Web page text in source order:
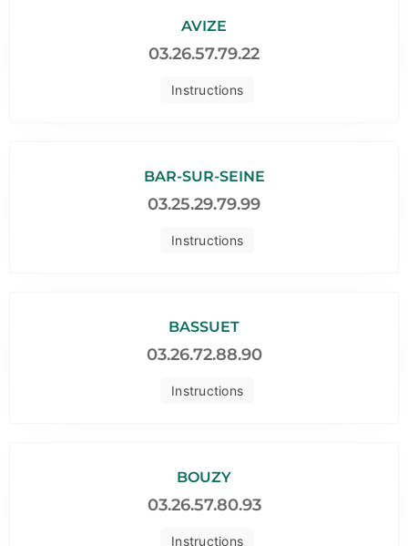
Instructions
AVIZE
03.26.57.79.22
Instructions
BAR-SUR-SEINE
03.25.29.79.99
Instructions
BASSUET
03.26.72.88.90
Instructions
BOUZY
03.26.57.80.93